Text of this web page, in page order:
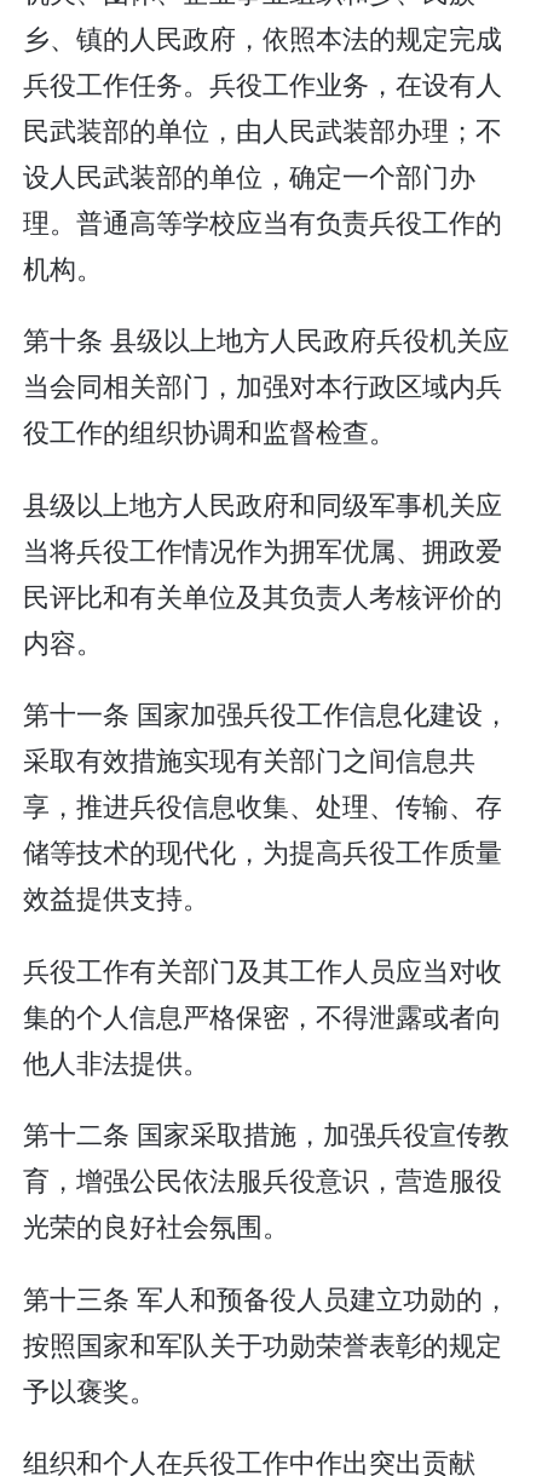
乡、镇的人民政府，依照本法的规定完成
兵役工作任务。兵役工作业务，在设有人
民武装部的单位，由人民武装部办理；不
设人民武装部的单位，确定一个部门办
理。普通高等学校应当有负责兵役工作的
机构。
第十条 县级以上地方人民政府兵役机关应
当会同相关部门，加强对本行政区域内兵
役工作的组织协调和监督检查。
县级以上地方人民政府和同级军事机关应
当将兵役工作情况作为拥军优属、拥政爱
民评比和有关单位及其负责人考核评价的
内容。
第十一条 国家加强兵役工作信息化建设，
采取有效措施实现有关部门之间信息共
享，推进兵役信息收集、处理、传输、存
储等技术的现代化，为提高兵役工作质量
效益提供支持。
兵役工作有关部门及其工作人员应当对收
集的个人信息严格保密，不得泄露或者向
他人非法提供。
第十二条 国家采取措施，加强兵役宣传教
育，增强公民依法服兵役意识，营造服役
光荣的良好社会氛围。
第十三条 军人和预备役人员建立功勋的，
按照国家和军队关于功勋荣誉表彰的规定
予以褒奖。
组织和个人在兵役工作中作出突出贡献